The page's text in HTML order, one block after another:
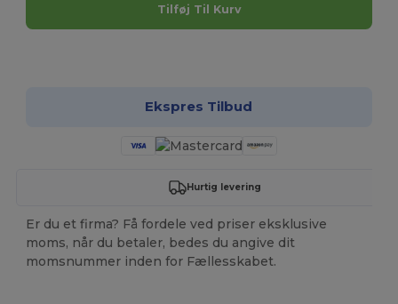
Tilføj Til Kurv
Ekspres Tilbud
Hurtig levering
Er du et firma? Få fordele ved priser eksklusive
moms, når du betaler, bedes du angive dit
momsnummer inden for Fællesskabet.